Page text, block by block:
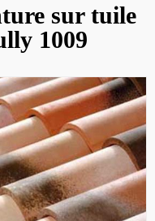
sur tuile
1009